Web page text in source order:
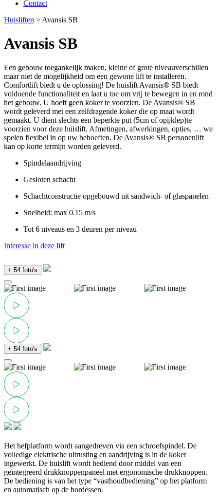
Contact
Huisliften > Avansis SB
Avansis SB
Een gebouw toegankelijk maken, kleine of grote niveauverschillen
maar niet de mogelijkheid om een gewone lift te installeren.
Comfortlift biedt u de oplossing! De huislift Avansis® SB biedt
voldoende functionaliteit en laat u toe om vrij te bewegen in en rond
het gebouw. U hoeft geen koker te voorzien. De Avansis® SB
wordt geleverd met een zelfdragende koker die op maat wordt
gemaakt. U dient slechts een beperkte put (5cm of opijklep)te
voorzien voor deze huislift. Afmetingen, afwerkingen, opties, … we
spelen flexibel in op uw behoeften. De Avansis® SB personenlift
kan op korte termijn worden geleverd.
Spindelaandrijving
Gesloten schacht
Schachtconstructie opgebouwd uit sandwich- of glaspanelen
Snelheid: max 0.15 m/s
Tot 6 niveaus en 3 deuren per niveau
Interesse in deze lift
+ 54 foto's
+ 54 foto's
Het hefplatform wordt aangedreven via een schroefspindel. De
volledige elektrische uitrusting en aandrijving is in de koker
ingewerkt. De huislift wordt bediend door middel van een
geïntegreerd drukknoppenpaneel met ergonomische drukknoppen.
De bediening is van het type “vasthoudbediening” op het platform
en automatisch op de bordessen.